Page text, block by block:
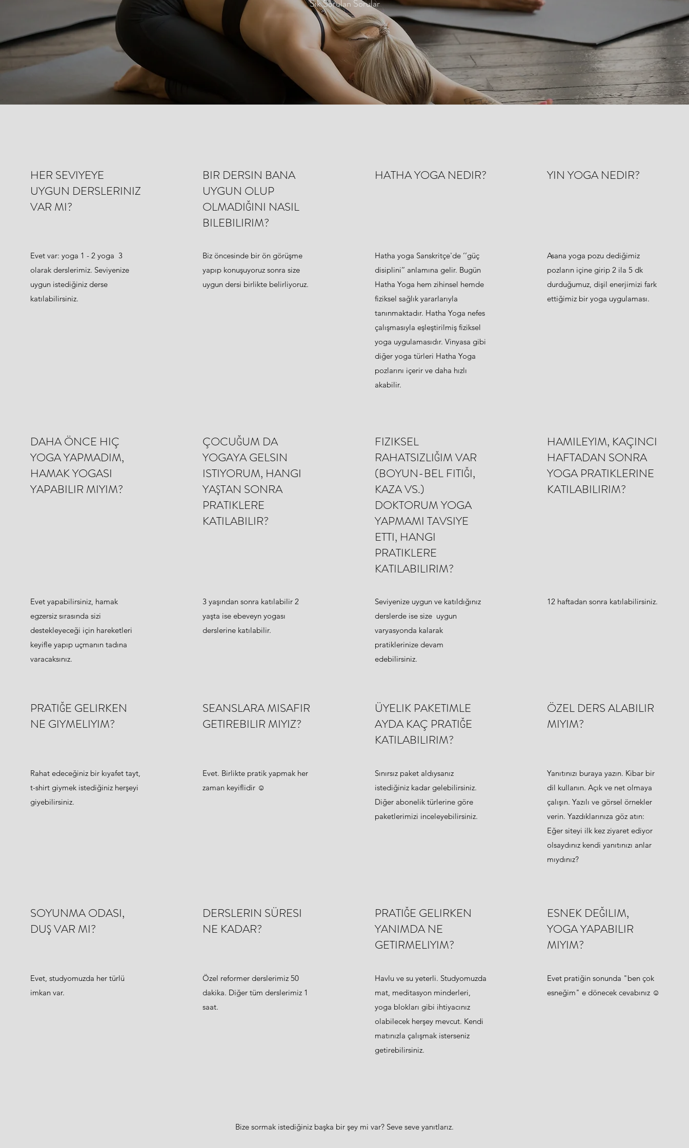
Sık Sorulan Sorular
HER SEVIYEYE
UYGUN DERSLERINIZ
VAR MI?
Evet var: yoga 1 - 2 yoga 3
olarak derslerimiz. Seviyenize
uygun istediğiniz derse
katılabilirsiniz.
BIR DERSIN BANA
UYGUN OLUP
OLMADIĞINI NASIL
BILEBILIRIM?
Biz öncesinde bir ön görüşme
yapıp konuşuyoruz sonra size
uygun dersi birlikte belirliyoruz.
HATHA YOGA NEDIR?
Hatha yoga Sanskritçe'de ‘’güç
disiplini’’ anlamına gelir. Bugün
Hatha Yoga hem zihinsel hemde
fiziksel sağlık yararlarıyla
tanınmaktadır. Hatha Yoga nefes
çalışmasıyla eşleştirilmiş fiziksel
yoga uygulamasıdır. Vinyasa gibi
diğer yoga türleri Hatha Yoga
pozlarını içerir ve daha hızlı
akabilir.
YIN YOGA NEDIR?
Asana yoga pozu dediğimiz
pozların içine girip 2 ila 5 dk
durduğumuz, dişil enerjimizi fark
ettiğimiz bir yoga uygulaması.
DAHA ÖNCE HIÇ
YOGA YAPMADIM,
HAMAK YOGASI
YAPABILIR MIYIM?
Evet yapabilirsiniz, hamak
egzersiz sırasında sizi
destekleyeceği için hareketleri
keyifle yapıp uçmanın tadına
varacaksınız.
ÇOCUĞUM DA
YOGAYA GELSIN
ISTIYORUM, HANGI
YAŞTAN SONRA
PRATIKLERE
KATILABILIR?
3 yaşından sonra katılabilir 2
yaşta ise ebeveyn yogası
derslerine katılabilir.
FIZIKSEL
RAHATSIZLIĞIM VAR
(BOYUN-BEL FITIĞI,
KAZA VS.)
DOKTORUM YOGA
YAPMAMI TAVSIYE
ETTI, HANGI
PRATIKLERE
KATILABILIRIM?
Seviyenize uygun ve katıldığınız
derslerde ise size uygun
varyasyonda kalarak
pratiklerinize devam
edebilirsiniz.
HAMILEYIM, KAÇINCI
HAFTADAN SONRA
YOGA PRATIKLERINE
KATILABILIRIM?
12 haftadan sonra katılabilirsiniz.
PRATIĞE GELIRKEN
NE GIYMELIYIM?
Rahat edeceğiniz bir kıyafet tayt,
t-shirt giymek istediğiniz herşeyi
giyebilirsiniz.
SEANSLARA MISAFIR
GETIREBILIR MIYIZ?
Evet. Birlikte pratik yapmak her
zaman keyiflidir ☺
ÜYELIK PAKETIMLE
AYDA KAÇ PRATIĞE
KATILABILIRIM?
Sınırsız paket aldıysanız
istediğiniz kadar gelebilirsiniz.
Diğer abonelik türlerine göre
paketlerimizi inceleyebilirsiniz.
ÖZEL DERS ALABILIR
MIYIM?
Yanıtınızı buraya yazın. Kibar bir
dil kullanın. Açık ve net olmaya
çalışın. Yazılı ve görsel örnekler
verin. Yazdıklarınıza göz atın:
Eğer siteyi ilk kez ziyaret ediyor
olsaydınız kendi yanıtınızı anlar
mıydınız?
SOYUNMA ODASI,
DUŞ VAR MI?
Evet, studyomuzda her türlü
imkan var.
DERSLERIN SÜRESI
NE KADAR?
Özel reformer derslerimiz 50
dakika. Diğer tüm derslerimiz 1
saat.
PRATIĞE GELIRKEN
YANIMDA NE
GETIRMELIYIM?
Havlu ve su yeterli. Studyomuzda
mat, meditasyon minderleri,
yoga blokları gibi ihtiyacınız
olabilecek herşey mevcut. Kendi
matınızla çalışmak isterseniz
getirebilirsiniz.
ESNEK DEĞILIM,
YOGA YAPABILIR
MIYIM?
Evet pratiğin sonunda "ben çok
esneğim" e dönecek cevabınız ☺
Bize sormak istediğiniz başka bir şey mi var? Seve seve yanıtlarız.